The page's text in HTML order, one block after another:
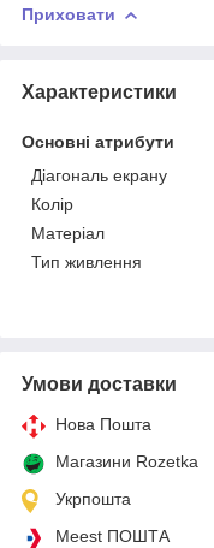
Приховати
Характеристики
Основні атрибути
Діагональ екрану
Колір
Матеріал
Тип живлення
Умови доставки
Нова Пошта
Магазини Rozetka
Укрпошта
Meest ПОШТА